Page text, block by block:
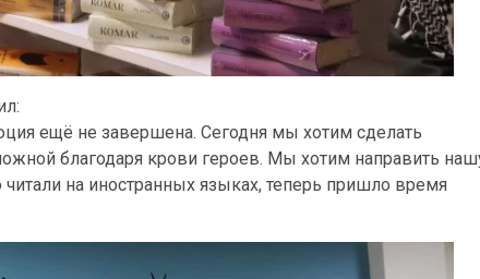
ещё не завершена. Сегодня мы хотим сделать
благодаря крови героев. Мы хотим направить
на иностранных языках, теперь пришло время